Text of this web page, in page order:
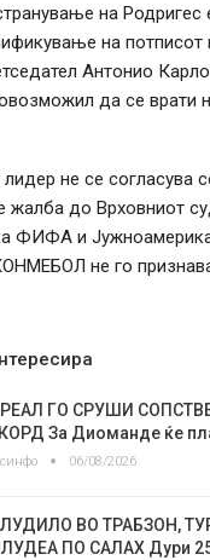
на Родригес
на потписот
Антонио
да се врати
не се согласува
жалба до Врховниот
ФИФА и
не го
РЕАЛ ГО СРУШИ
За Диоманде ќе
06/08/2026
ЛУДИЛО ВО ТРАБЗОН,
ПО САЛАХ Дури